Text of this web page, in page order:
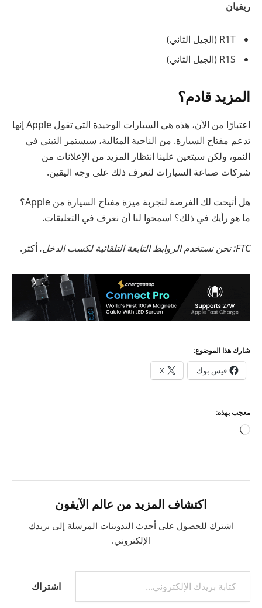
ريفيان
R1T (الجيل الثاني)
R1S (الجيل الثاني)
المزيد قادم؟
اعتبارًا من الآن، هذه هي السيارات الوحيدة التي تقول Apple إنها
تدعم مفتاح السيارة. من الناحية المثالية، سيستمر التبني في
النمو، ولكن سيتعين علينا انتظار المزيد من الإعلانات من
شركات صناعة السيارات لنعرف ذلك على وجه اليقين.
هل أتيحت لك الفرصة لتجربة ميزة مفتاح السيارة من Apple؟
ما هو رأيك في ذلك؟ اسمحوا لنا أن نعرف في التعليقات.
FTC: نحن نستخدم الروابط التابعة التلقائية لكسب الدخل. أكثر.
شارك هذا الموضوع:
فيس بوك X
معجب بهذه:
جاري
اكتشاف المزيد من عالم الآيفون
اشترك للحصول على أحدث التدوينات المرسلة إلى بريدك
الإلكتروني.
كتابة بريدك الإلكتروني...
اشتراك